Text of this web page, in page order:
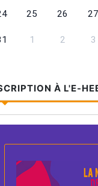
25 26 27
1 2 3
À L'E-